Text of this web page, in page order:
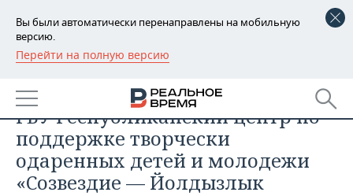
Вы были автоматически перенаправлены на мобильную
версию.
Перейти на полную версию
РЕГИОНЫ
БАШКОРТОСТАН
ТАТАРСТАН
УДМУРТИЯ
НОВОСТИ
НОВОСТИ АНАЛИТИКИ
ЭКОНОМИКА
ГБУ Республиканский центр по
поддержке творчески
одаренных детей и молодежи
«Созвездие — Йолдызлык